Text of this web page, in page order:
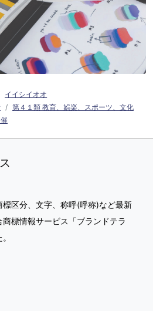
イイシイオオ
第４１類 教育、娯楽、スポーツ、文化
区分、文字、称呼(呼称)など最新
標情報サービス「ブランドテラ